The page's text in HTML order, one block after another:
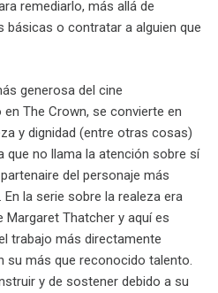
remediarlo, más allá de
básicas o contratar a alguien que
generosa del cine
The Crown, se convierte en
y dignidad (entre otras cosas)
que no llama la atención sobre sí
del personaje más
la serie sobre la realeza era
Margaret Thatcher y aquí es
trabajo más directamente
su más que reconocido talento.
y de sostener debido a su